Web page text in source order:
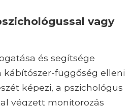
vagy
és segítsége
kábítószer-függőség elleni
képezi, a pszichológus
végzett monitorozás